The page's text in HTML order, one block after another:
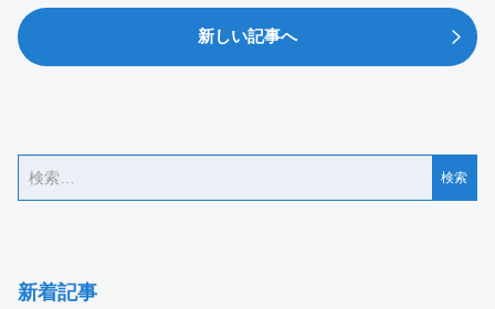
新しい記事へ
新着記事